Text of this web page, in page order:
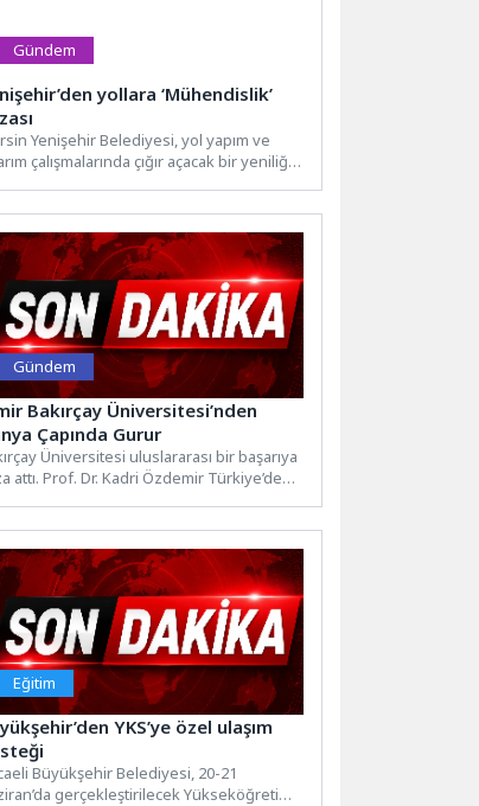
Gündem
yollara ‘Mühendislik’
Yenişehir Belediyesi, yol yapım ve
çalışmalarında çığır açacak bir yeniliğe
Gündem
Bakırçay Üniversitesi’nden
Çapında Gurur
Üniversitesi uluslararası bir başarıya
attı. Prof. Dr. Kadri Özdemir Türkiye’de
Eğitim
YKS’ye özel ulaşım
Büyükşehir Belediyesi, 20-21
gerçekleştirilecek Yükseköğretim